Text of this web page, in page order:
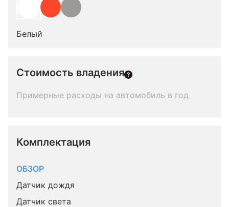
Белый
Стоимость владения
Примерные расходы на автомобиль в год
Комплектация
ОБЗОР
Датчик дождя
Датчик света